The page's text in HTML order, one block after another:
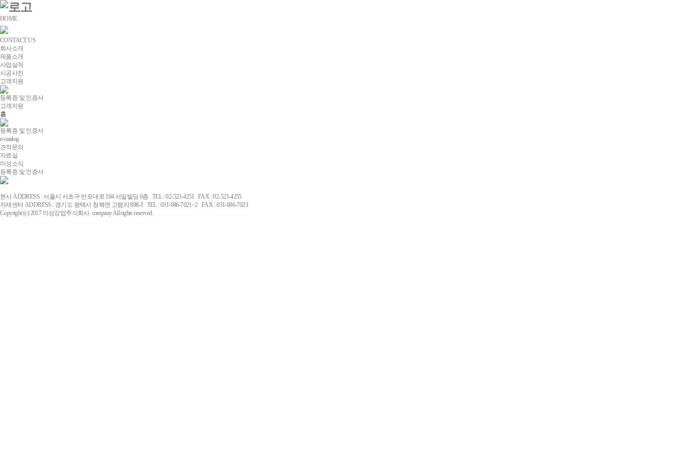
HOME
CONTACT US
회사소개
제품소개
사업실적
시공사진
고객지원
등록증 및 인증서
고객지원
홈
등록증 및 인증서
e-catalog
견적문의
자료실
미성소식
등록증 및 인증서
본사 ADDRESS : 서울시 서초구 반포대로 104 서일빌딩 6층 TEL : 02-523-4251 FAX : 02-523-4255
자재센터 ADDRESS : 경기도 평택시 청북면 고렴리 898-1 TEL : 031-686-7021~2 FAX : 031-686-7023
Copyright (c) 2017 미성강업주식회사. company All rights reserved.